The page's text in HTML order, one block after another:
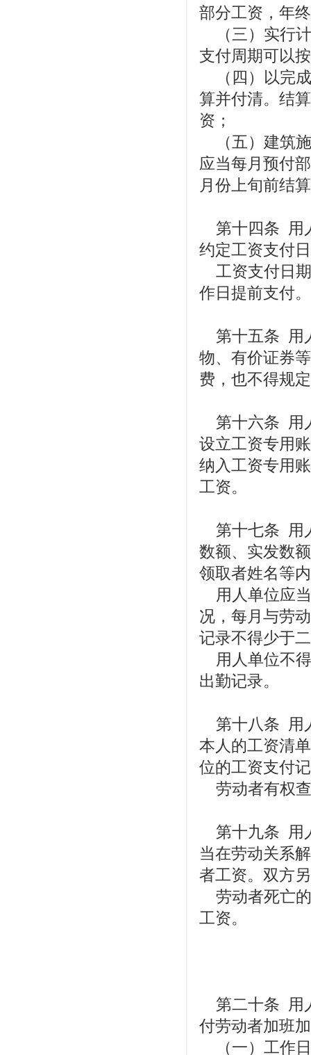
部分工资，年
（三）实行
支付周期可以
（四）以完
算并付清。结
资；
（五）建筑
应当每月预付
月份上旬前结
第十四条 用
约定工资支付
工资支付日
作日提前支付。
第十五条 用
物、有价证券
费，也不得规
第十六条 用
设立工资专用
纳入工资专用
工资。
第十七条 用
数额、实发数
领取者姓名等
用人单位应
况，每月与劳
记录不得少于
用人单位不
出勤记录。
第十八条 用
本人的工资清
位的工资支付
劳动者有权
第十九条 用
当在劳动关系
者工资。双方
劳动者死亡
工资。
第二十条 用
付劳动者加班
（一）工作